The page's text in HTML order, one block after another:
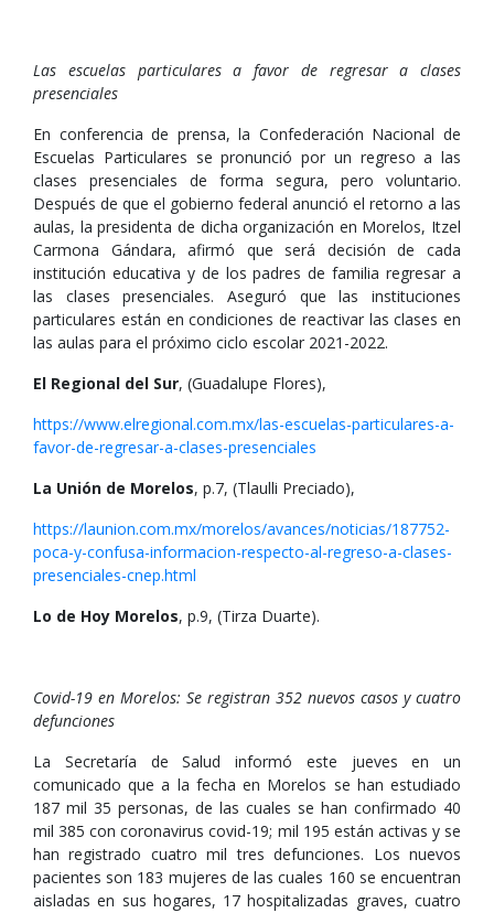
Las escuelas particulares a favor de regresar a clases
presenciales
En conferencia de prensa, la Confederación Nacional de
Escuelas Particulares se pronunció por un regreso a las
clases presenciales de forma segura, pero voluntario.
Después de que el gobierno federal anunció el retorno a las
aulas, la presidenta de dicha organización en Morelos, Itzel
Carmona Gándara, afirmó que será decisión de cada
institución educativa y de los padres de familia regresar a
las clases presenciales. Aseguró que las instituciones
particulares están en condiciones de reactivar las clases en
las aulas para el próximo ciclo escolar 2021-2022.
El Regional del Sur, (Guadalupe Flores),
https://www.elregional.com.mx/las-escuelas-particulares-a-
favor-de-regresar-a-clases-presenciales
La Unión de Morelos, p.7, (Tlaulli Preciado),
https://launion.com.mx/morelos/avances/noticias/187752-
poca-y-confusa-informacion-respecto-al-regreso-a-clases-
presenciales-cnep.html
Lo de Hoy Morelos, p.9, (Tirza Duarte).
Covid-19 en Morelos: Se registran 352 nuevos casos y cuatro
defunciones
La Secretaría de Salud informó este jueves en un
comunicado que a la fecha en Morelos se han estudiado
187 mil 35 personas, de las cuales se han confirmado 40
mil 385 con coronavirus covid-19; mil 195 están activas y se
han registrado cuatro mil tres defunciones. Los nuevos
pacientes son 183 mujeres de las cuales 160 se encuentran
aisladas en sus hogares, 17 hospitalizadas graves, cuatro